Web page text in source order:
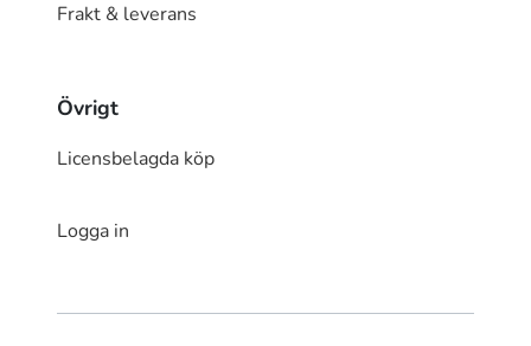
Frakt & leverans
Övrigt
Licensbelagda köp
Logga in